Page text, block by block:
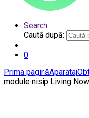
Search
Caută după:
0
Prima paginăAparataj
module nisip Living